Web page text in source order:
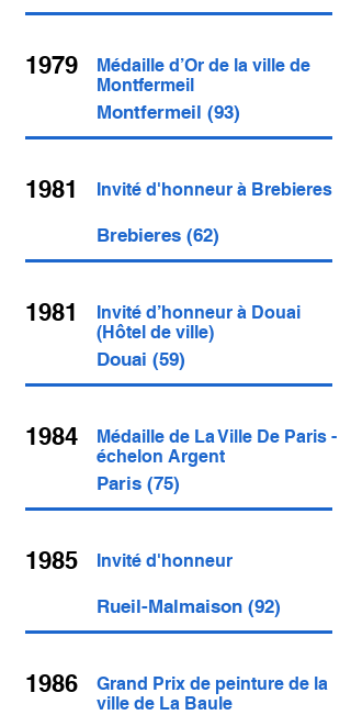
1979
Médaille d’Or de la ville de
Montfermeil
Montfermeil (93)
1981 Invité d'honneur à Brebieres
Brebieres (62)
1981
Invité d’honneur à Douai
(Hôtel de ville)
Douai (59)
1984
Médaille de La Ville De Paris -
échelon Argent
Paris (75)
1985 Invité d'honneur
Rueil-Malmaison (92)
1986
Grand Prix de peinture de la
ville de La Baule